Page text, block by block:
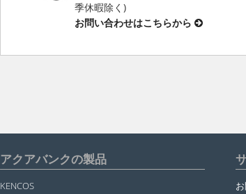
季休暇除く)
お問い合わせはこちらから
アクアバンクの製品
KENCOS